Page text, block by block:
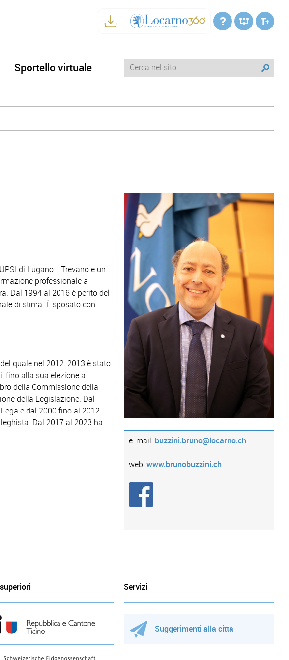
Sportello virtuale
di Lugano - Trevano e un
professionale a
Dal 1994 al 2016 è perito del
di stima. È sposato con
quale nel 2012-2013 è stato
fino alla sua elezione a
della Commissione della
della Legislazione. Dal
e dal 2000 fino al 2012
Dal 2017 al 2023 ha
e-mail: buzzini.bruno@locarno.ch
web: www.brunobuzzini.ch
Servizi
Suggerimenti alla città